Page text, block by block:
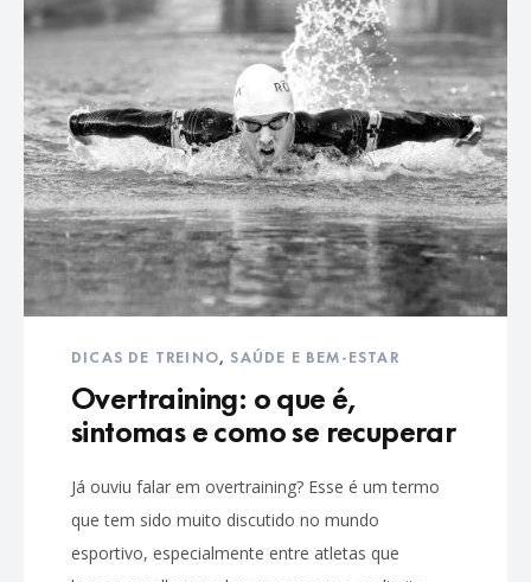
DICAS DE TREINO, SAÚDE E BEM-ESTAR
Overtraining: o que é,
sintomas e como se recuperar
Já ouviu falar em overtraining? Esse é um termo
que tem sido muito discutido no mundo
esportivo, especialmente entre atletas que